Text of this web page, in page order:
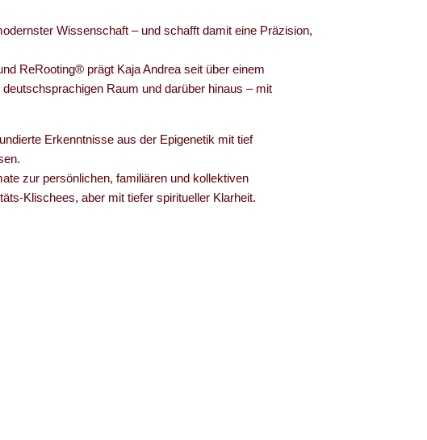
Wissenschaft – und schafft damit eine Präzision,
ReRooting® prägt Kaja Andrea seit über einem
Raum und darüber hinaus – mit
Erkenntnisse aus der Epigenetik mit tief
zur persönlichen, familiären und kollektiven
Klischees, aber mit tiefer spiritueller Klarheit.